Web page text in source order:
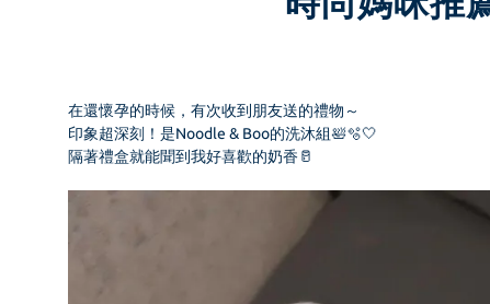
在還懷孕的時候，有次收到朋友送的禮物～
印象超深刻！是Noodle & Boo的洗沐組🛀🫧🤍
隔著禮盒就能聞到我好喜歡的奶香🥛